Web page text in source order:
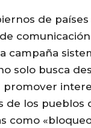
de
campaña
solo busca
promover
de los pueblos
como